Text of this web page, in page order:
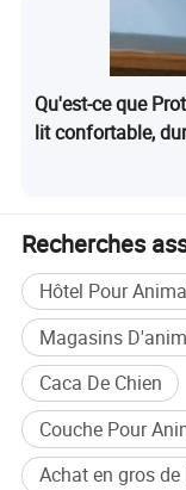
Qu'est-ce que
lit confortable,
Recherches
Hôtel Pour
Magasins
Caca De Chien
Couche Pour
Achat en gros